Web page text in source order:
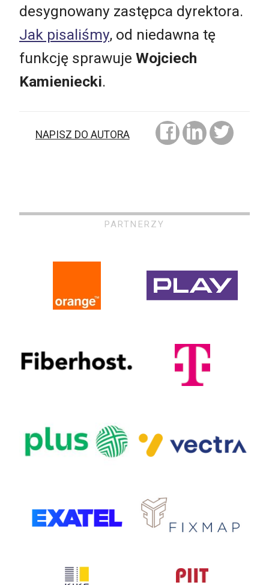
desygnowany zastępca dyrektora.
Jak pisaliśmy, od niedawna tę
funkcję sprawuje Wojciech
Kamieniecki.
NAPISZ DO AUTORA
PARTNERZY